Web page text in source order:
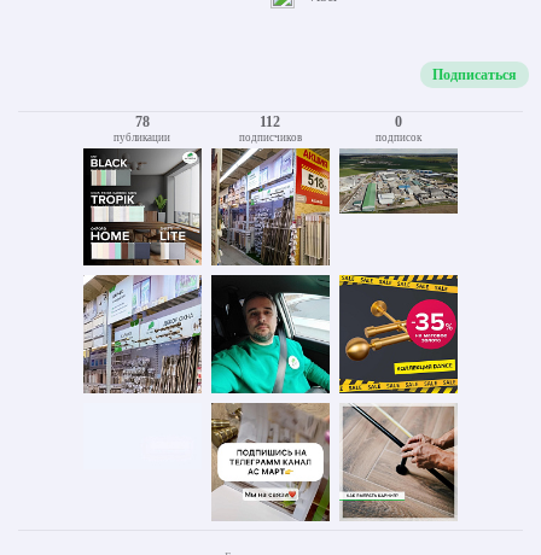
Подписаться
78
публикации
112
подписчиков
0
подписок